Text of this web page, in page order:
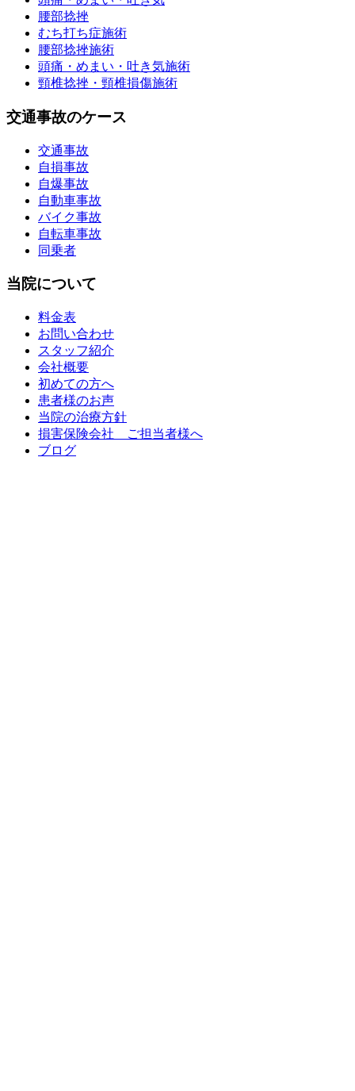
腰部捻挫
むち打ち症施術
腰部捻挫施術
頭痛・めまい・吐き気施術
頸椎捻挫・頸椎損傷施術
交通事故のケース
交通事故
自損事故
自爆事故
自動車事故
バイク事故
自転車事故
同乗者
当院について
料金表
お問い合わせ
スタッフ紹介
会社概要
初めての方へ
患者様のお声
当院の治療方針
損害保険会社 ご担当者様へ
ブログ